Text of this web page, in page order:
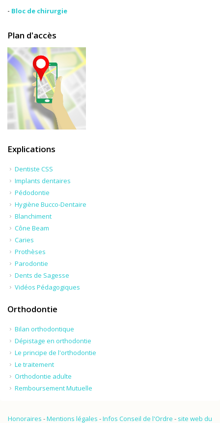
- Bloc de chirurgie
Plan d'accès
Explications
Dentiste CSS
Implants dentaires
Pédodontie
Hygiène Bucco-Dentaire
Blanchiment
Cône Beam
Caries
Prothèses
Parodontie
Dents de Sagesse
Vidéos Pédagogiques
Orthodontie
Bilan orthodontique
Dépistage en orthodontie
Le principe de l'orthodontie
Le traitement
Orthodontie adulte
Remboursement Mutuelle
Honoraires -Mentions légales -Infos Conseil de l'Ordre - site web du